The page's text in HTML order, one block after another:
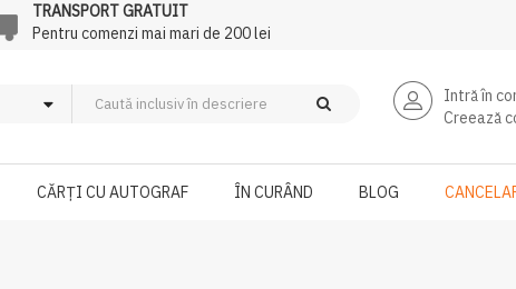
TRANSPORT GRATUIT
Pentru comenzi mai mari de 200 lei
Intră în
Creează
CĂRȚI CU AUTOGRAF ÎN CURÂND BLOG